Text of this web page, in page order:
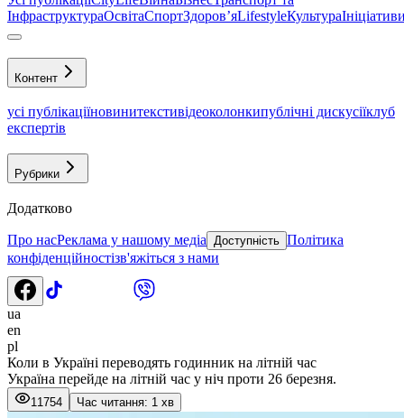
ІнфраструктураОсвітаСпортЗдоровʼяLifestyleКультура
Контент
усі публікаціїновинитекстивідеоколонкипублічні дискусіїклуб
експертів
Рубрики
Додатково
Про насРеклама у нашому медіа Доступність Політика
конфіденційностізв'яжіться з нами
ua
en
pl
Коли в Україні переводять годинник на літній час
Україна перейде на літній час у ніч проти 26 березня.
11754 Час читання: 1 хв